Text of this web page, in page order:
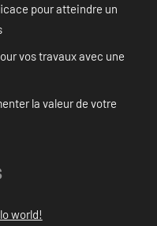
pour atteindre un
vos travaux avec une
la valeur de votre
world!